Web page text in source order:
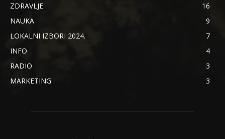
ZDRAVLJE
16
NAUKA
9
LOKALNI IZBORI 2024.
7
INFO
4
RADIO
3
MARKETING
3